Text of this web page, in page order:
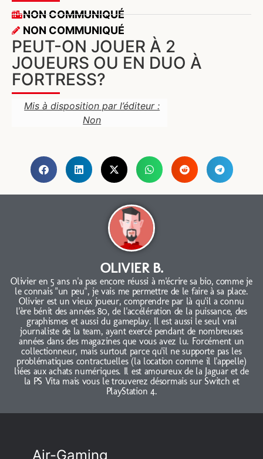
NON COMMUNIQUÉ
NON COMMUNIQUÉ
PEUT-ON JOUER À 2
JOUEURS OU EN DUO À
FORTRESS?
Mis à disposition par l’éditeur :
Non
OLIVIER B.
Olivier en 5 ans n'a pas encore réussi à m'écrire sa bio, comme je
le connais "un peu", je vais me permettre de le faire à sa place.
Olivier est un vieux joueur, comprendre par là qu'il a connu
l'ère bénit des années 80, de l'accélération de la puissance, des
graphismes et aussi du gameplay. Il est aussi le seul vrai
journaliste de la team, ayant exercé pendant de nombreuses
années dans des magazines que vous avez lu. Forcément un
collectionneur, mais surtout parce qu'il ne supporte pas les
problématiques contractuelles (la location comme il l'appelle)
liées aux achats numériques. Il est amoureux de la Jaguar et de
la PS Vita mais vous le trouverez désormais sur Switch et
PlayStation 4.
Air-Gaming